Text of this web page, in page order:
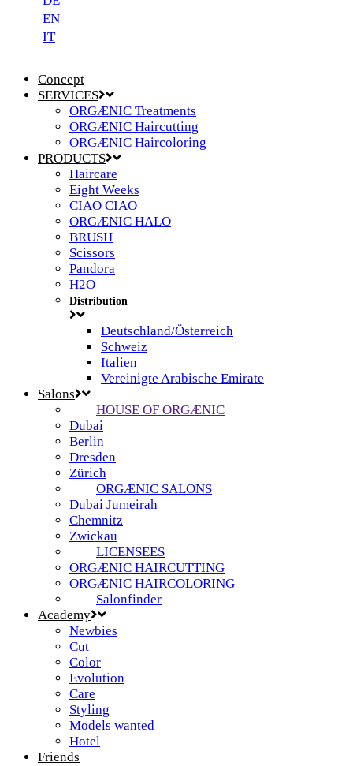
EN
IT
Concept
SERVICES
ORGÆNIC Treatments
ORGÆNIC Haircutting
ORGÆNIC Haircoloring
PRODUCTS
Haircare
Eight Weeks
CIAO CIAO
ORGÆNIC HALO
BRUSH
Scissors
Pandora
H2O
Distribution
Deutschland/Österreich
Schweiz
Italien
Vereinigte Arabische Emirate
Salons
HOUSE OF ORGÆNIC
Dubai
Berlin
Dresden
Zürich
ORGÆNIC SALONS
Dubai Jumeirah
Chemnitz
Zwickau
LICENSEES
ORGÆNIC HAIRCUTTING
ORGÆNIC HAIRCOLORING
Salonfinder
Academy
Newbies
Cut
Color
Evolution
Care
Styling
Models wanted
Hotel
Friends